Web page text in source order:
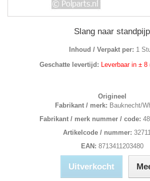
Slang naar standpijp
Inhoud / Verpakt per: 1
Geschatte levertijd:
Leverbaar in ±
Origineel
Fabrikant / merk: Bauknecht/
Fabrikant / merk nummer / code:
Artikelcode / nummer:
EAN: 8713411203480
Uitverkocht